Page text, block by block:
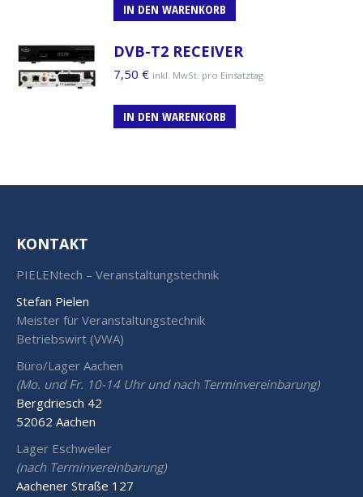
IN DEN WARENKORB
DVB-T2 RECEIVER
7,50 € inkl. MwSt. pro Einsatztag
IN DEN WARENKORB
KONTAKT
PIELENtech – Veranstaltungstechnik
Stefan Pielen
Meister für Veranstaltungstechnik
Betriebswirt (VWA)
Büro/Lager Aachen
(Mo. und Fr. 10-14 Uhr und nach Terminvereinbarung)
Bergdriesch 42
52062 Aachen
Lager Eschweiler
(nach Terminvereinbarung)
Aachener Straße 127